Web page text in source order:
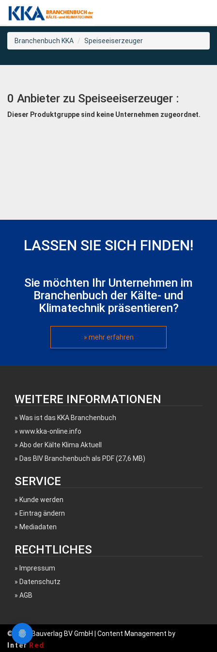
Branchenbuch KKA Speiseeiserzeuger
0 Anbieter zu Speiseeiserzeuger :
Dieser Produktgruppe sind keine Unternehmen zugeordnet.
LASSEN SIE SICH FINDEN!
Sie möchten Ihr Unternehmen im
Branchenbuch der Kälte- und
Klimatechnik präsentieren?
» mehr erfahren
WEITERE INFORMATIONEN
Was ist das KKA Branchenbuch
www.kka-online.info
Abo der Kälte Klima Aktuell
Das BIV Branchenbuch als PDF (27,6 MB)
SERVICE
Kunde werden
Eintrag ändern
Mediadaten
RECHTLICHES
Impressum
Datenschutz
AGB
© 2017 Bauverlag BV GmbH | Content Management by
Inter Red